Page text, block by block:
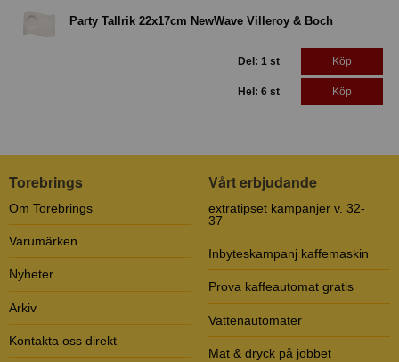
Party Tallrik 22x17cm NewWave Villeroy & Boch
Del: 1 st Köp
Hel: 6 st Köp
Torebrings
Om Torebrings
Varumärken
Nyheter
Arkiv
Kontakta oss direkt
Vårt erbjudande
extratipset kampanjer v. 32-
37
Inbyteskampanj kaffemaskin
Prova kaffeautomat gratis
Vattenautomater
Mat & dryck på jobbet